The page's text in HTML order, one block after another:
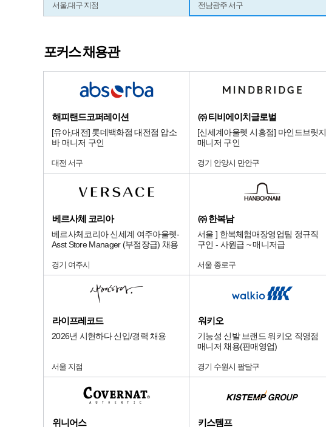
서울,대구 지점 전남광주 서구
포커스 채용관
해피랜드코퍼레이션
[유아,대전] 롯데백화점 대전점 압소
바 매니저 구인
대전 서구
㈜ 티비에이치글로벌
[신세계아울렛 시흥점] 마인드브릿지
매니저 구인
경기 안양시 만안구
베르사체 코리아
베르사체코리아 신세계 여주아울렛-
Asst Store Manager (부점장급) 채용
경기 여주시
㈜ 한복남
서울 ] 한복체험매장영업팀 정규직
구인 - 사원급 ~ 매니저급
서울 종로구
라이프레코드
2026년 시현하다 신입/경력 채용
서울 지점
워키오
기능성 신발 브랜드 워키오 직영점
매니저 채용(판매영업)
경기 수원시 팔달구
위니어스 키스템프